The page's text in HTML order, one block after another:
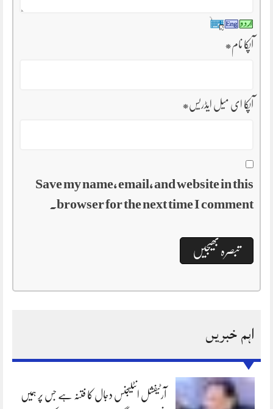
آپکا نام*
آپکا ای میل ایڈریس*
Save my name, email, and website in this
browser for the next time I comment.
اہم خبریں
آرٹیفشل انٹلیجنس دجال کا فتنہ ہے جس پر ہمیں